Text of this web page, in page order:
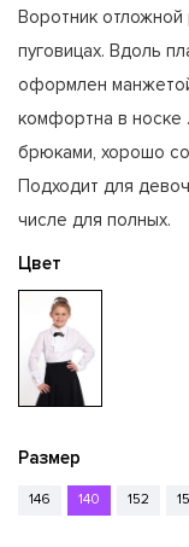
Воротник
пуговицах. Вдоль
оформлен
комфортна в носке
брюками, хорошо
Подходит для
числе для полных.
Цвет
Размер
146 140 152